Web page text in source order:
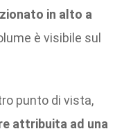
in alto a
è visibile sul
punto di vista,
attribuita ad una